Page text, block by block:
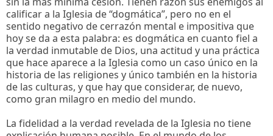
calificar a la Iglesia de “dogmática”, pero no en el
sentido negativo de cerrazón mental e impositiva que
hoy se da a esta palabra: es dogmática en cuanto fiel a
la verdad inmutable de Dios, una actitud y una práctica
que hace aparece a la Iglesia como un caso único en la
historia de las religiones y único también en la historia
de las culturas, y que hay que considerar, de nuevo,
como gran milagro en medio del mundo.
La fidelidad a la verdad revelada de la Iglesia no tiene